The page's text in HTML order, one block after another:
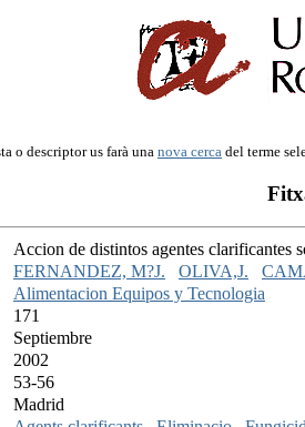
o descriptor us farà una nova cerca del terme
Accion de distintos agentes clarificantes
FERNANDEZ, M?J. OLIVA,J.
Alimentacion Equipos y Tecnologia
171
Septiembre
2002
53-56
Madrid